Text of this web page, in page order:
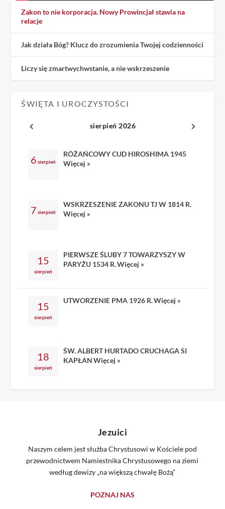
Zakon to nie korporacja. Nowy Prowincjał stawia na
relacje
Jak działa Bóg? Klucz do zrozumienia Twojej codzienności
Liczy się zmartwychwstanie, a nie wskrzeszenie
ŚWIĘTA I UROCZYSTOŚCI
sierpień 2026
6 sierpień
RÓŻAŃCOWY CUD HIROSHIMA 1945
Więcej »
7 sierpień
WSKRZESZENIE ZAKONU TJ W 1814 R.
Więcej »
15
sierpień
PIERWSZE ŚLUBY 7 TOWARZYSZY W
PARYŻU 1534 R.Więcej »
15
sierpień
UTWORZENIE PMA 1926 R.Więcej »
18
sierpień
ŚW. ALBERT HURTADO CRUCHAGA SI
KAPŁAN Więcej »
Jezuici
Naszym celem jest służba Chrystusowi w Kościele pod
przewodnictwem Namiestnika Chrystusowego na ziemi
według dewizy „na większą chwałę Bożą”
POZNAJ NAS